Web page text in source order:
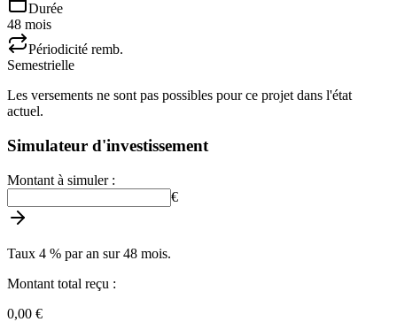
Durée
48 mois
Périodicité remb.
Semestrielle
Les versements ne sont pas possibles pour ce projet dans l'état
actuel.
Simulateur d'investissement
Montant à simuler :
€
Taux 4 % par an sur 48 mois.
Montant total reçu :
0,00 €